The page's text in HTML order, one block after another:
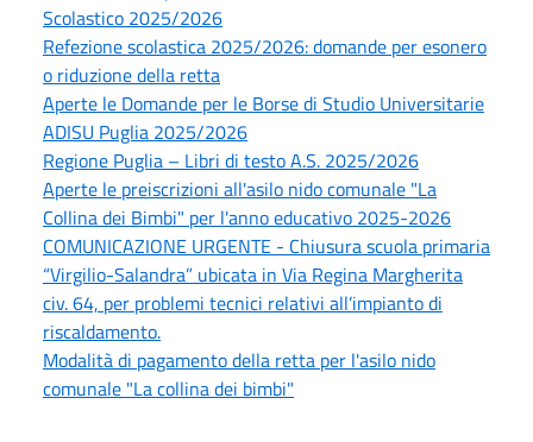
Scolastico 2025/2026
Refezione scolastica 2025/2026: domande per esonero
o riduzione della retta
Aperte le Domande per le Borse di Studio Universitarie
ADISU Puglia 2025/2026
Regione Puglia – Libri di testo A.S. 2025/2026
Aperte le preiscrizioni all'asilo nido comunale "La
Collina dei Bimbi" per l'anno educativo 2025-2026
COMUNICAZIONE URGENTE - Chiusura scuola primaria
“Virgilio-Salandra” ubicata in Via Regina Margherita
civ. 64, per problemi tecnici relativi all’impianto di
riscaldamento.
Modalità di pagamento della retta per l'asilo nido
comunale "La collina dei bimbi"